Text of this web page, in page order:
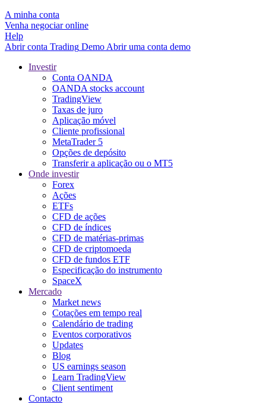
A minha conta
Venha negociar online
Help
Abrir conta Trading Demo Abrir uma conta demo
Investir
Conta OANDA
OANDA stocks account
TradingView
Taxas de juro
Aplicação móvel
Cliente profissional
MetaTrader 5
Opções de depósito
Transferir a aplicação ou o MT5
Onde investir
Forex
Ações
ETFs
CFD de ações
CFD de índices
CFD de matérias-primas
CFD de criptomoeda
CFD de fundos ETF
Especificação do instrumento
SpaceX
Mercado
Market news
Cotações em tempo real
Calendário de trading
Eventos corporativos
Updates
Blog
US earnings season
Learn TradingView
Client sentiment
Contacto